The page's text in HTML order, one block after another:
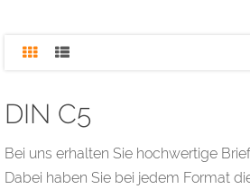
DIN C5
Bei uns erhalten Sie hochwertige
Dabei haben Sie bei jedem Format